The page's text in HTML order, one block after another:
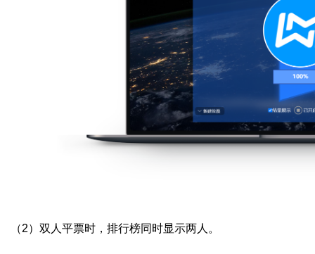
（2） 双人平票时，排行榜同时显示两人。